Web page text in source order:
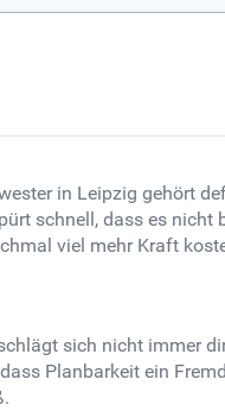
in Leipzig gehört
schnell, dass es nicht
viel mehr Kraft
sich nicht immer
Planbarkeit ein